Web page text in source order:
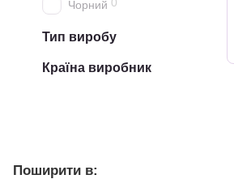
Чорний
Тип виробу
Країна виробник
Поширити в: